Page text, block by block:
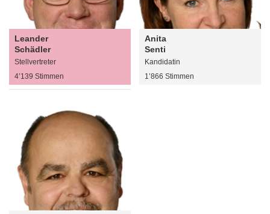
Leander
Schädler
Stellvertreter
4’139 Stimmen
Anita
Senti
Kandidatin
1’866 Stimmen